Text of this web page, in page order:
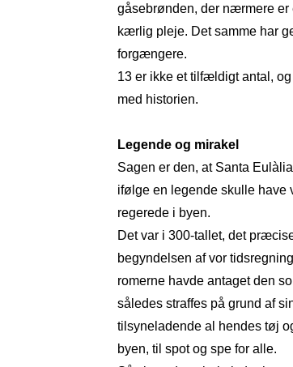
gåsebrønden, der nærmere
kærlig pleje. Det samme har
forgængere.
13 er ikke et tilfældigt antal,
med historien.
Legende og mirakel
Sagen er den, at Santa
ifølge en legende skulle have
regerede i byen.
Det var i 300-tallet, det
begyndelsen af vor
romerne havde antaget den
således straffes på grund af
tilsyneladende al hendes tøj
byen, til spot og spe for alle.